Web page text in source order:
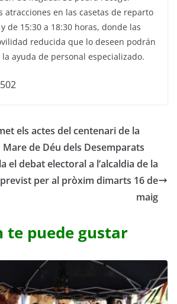
atracciones en las casetas de reparto
de 15:30 a 18:30 horas, donde las
reducida que lo deseen podrán
ayuda de personal especializado.
502
els actes del centenari de la
de Déu dels Desemparats
el debat electoral a l’alcaldia de la
per al pròxim dimarts 16 de
maig
te puede gustar